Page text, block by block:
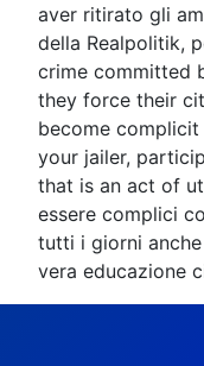
aver ritirato gli
della Realpolitik,
crime committed
they force their
become
your jailer,
that is an act of
essere complici
tutti i giorni
vera educazione